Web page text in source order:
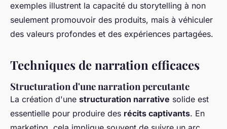
exemples illustrent la capacité du storytelling à non
seulement promouvoir des produits, mais à véhiculer
des valeurs profondes et des expériences partagées.
Techniques de narration efficaces
Structuration d'une narration percutante
La création d'une structuration narrative solide est
essentielle pour produire des récits captivants. En